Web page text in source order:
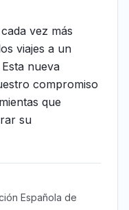
vez más
viajes a un
nueva
compromiso
que
su
Española de